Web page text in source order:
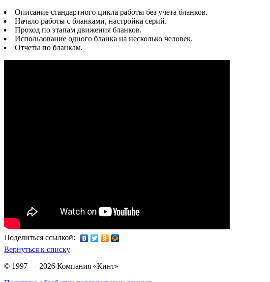
Описание стандартного цикла работы без учета бланков.
Начало работы с бланками, настройка серий.
Проход по этапам движения бланков.
Использование одного бланка на несколько человек.
Отчеты по бланкам.
Поделиться ссылкой:
Вернуться к списку
© 1997 — 2026 Компания «Кинт»